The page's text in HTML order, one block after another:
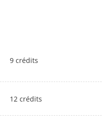
9 crédits
12 crédits